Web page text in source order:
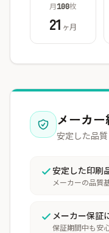
月100枚
21 ヶ月
メーカ
安定した品
安定した印刷
メーカーの品質
メーカー保証
保証期間中も安